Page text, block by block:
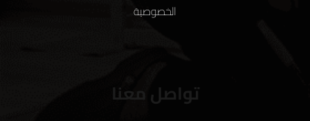
الخصوصية
تواصل معنا